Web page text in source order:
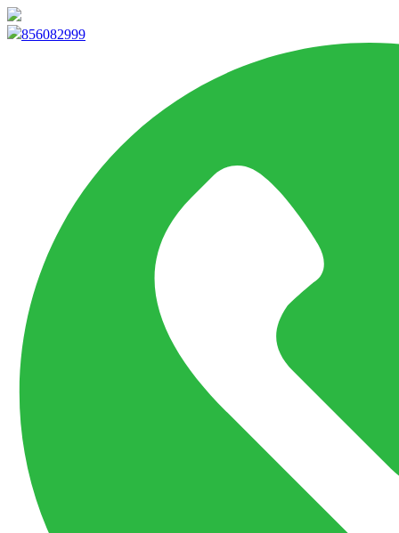
856082999